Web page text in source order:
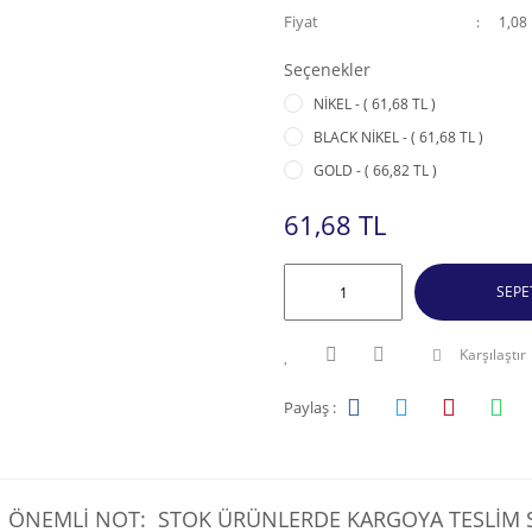
Fiyat 1,08
Seçenekler
NİKEL - ( 61,68 TL )
BLACK NİKEL - ( 61,68 TL )
GOLD - ( 66,82 TL )
61,68 TL
Karşılaştır
Paylaş :
ÖNEMLİ NOT: STOK ÜRÜNLERDE KARGOYA